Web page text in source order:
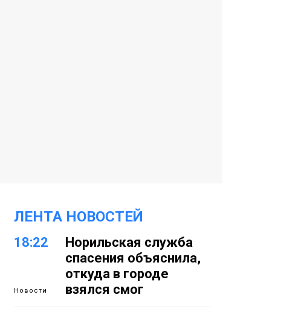
ЛЕНТА НОВОСТЕЙ
18:22
Новости
Норильская служба
спасения объяснила,
откуда в городе
взялся смог